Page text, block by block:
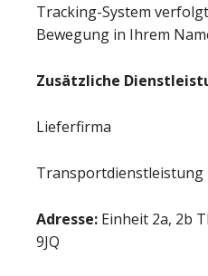
Tracking-System
Bewegung in Ihrem
Zusätzliche
Lieferfirma
Transportdienstleistung
Adresse: Einheit 2a, 2b
9JQ